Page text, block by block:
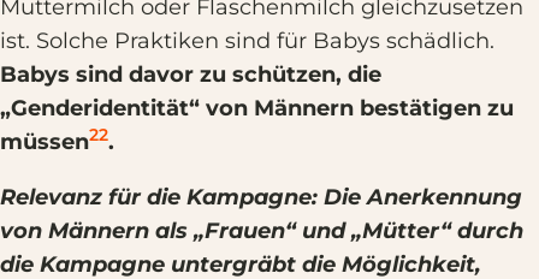
Muttermilch oder Flaschenmilch gleichzusetzen
ist. Solche Praktiken sind für Babys schädlich.
Babys sind davor zu schützen, die
„Genderidentität“ von Männern bestätigen zu
müssen22.
Relevanz für die Kampagne: Die Anerkennung
von Männern als „Frauen“ und „Mütter“ durch
die Kampagne untergräbt die Möglichkeit,